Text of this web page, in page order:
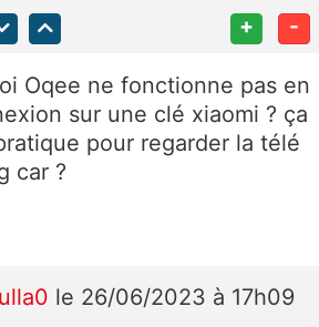
+ -
Oqee ne fonctionne pas en
sur une clé xiaomi ? ça
pour regarder la télé
car ?
le 26/06/2023 à 17h09